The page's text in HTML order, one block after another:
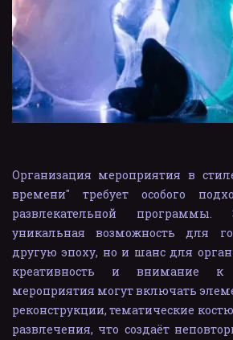
Организация мероприятия в
времени" требует особого
развлекательной
уникальная возможность для
другую эпоху, но и шанс для
креативность и внимание к
мероприятия могут включать
реконструкции, тематические
развлечения, что создаёт